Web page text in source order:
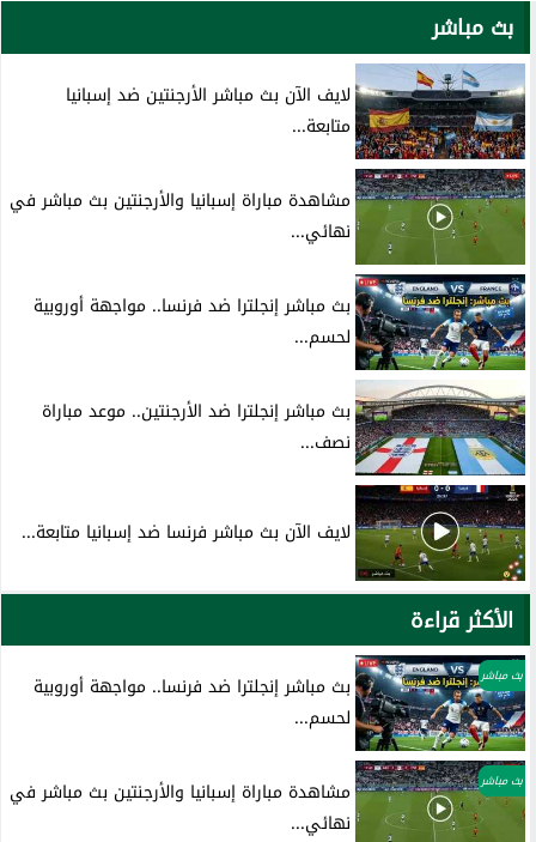
بث مباشر
لايف الآن بث مباشر الأرجنتين ضد إسبانيا
متابعة...
مشاهدة مباراة إسبانيا والأرجنتين بث مباشر في
نهائي...
بث مباشر إنجلترا ضد فرنسا.. مواجهة أوروبية
لحسم...
بث مباشر إنجلترا ضد الأرجنتين.. موعد مباراة
نصف...
لايف الآن بث مباشر فرنسا ضد إسبانيا متابعة...
الأكثر قراءة
بث مباشر
بث مباشر إنجلترا ضد فرنسا.. مواجهة أوروبية
لحسم...
بث مباشر
مشاهدة مباراة إسبانيا والأرجنتين بث مباشر في
نهائي...